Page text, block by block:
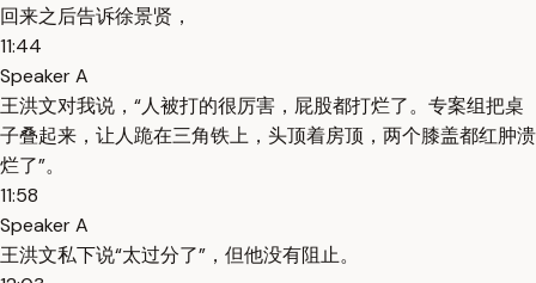
回来之后告诉徐景贤，
11:44
Speaker A
王洪文对我说，“人被打的很厉害，屁股都打烂了。专案组把桌
子叠起来，让人跪在三角铁上，头顶着房顶，两个膝盖都红肿溃
烂了”。
11:58
Speaker A
王洪文私下说“太过分了”，但他没有阻止。